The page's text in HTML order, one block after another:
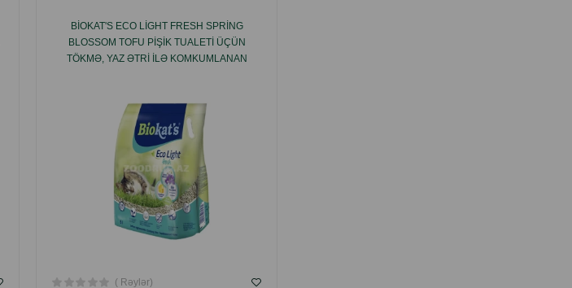
BIOKAT'S ECO LIGHT FRESH SPRING
BLOSSOM TOFU PIŞIK TUALETI ÜÇÜN
TÖKMƏ, YAZ ƏTRI ILƏ KOMKUMLANAN
( Rəylər)